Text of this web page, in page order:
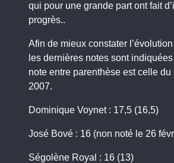
qui pour une grande part ont fait
progrès..
Afin de mieux constater
les dernières notes sont
note entre parenthèse est celle du
2007.
Dominique Voynet : 17,5 (16,5)
José Bové : 16 (non noté le 26
Ségolène Royal : 16 (13)